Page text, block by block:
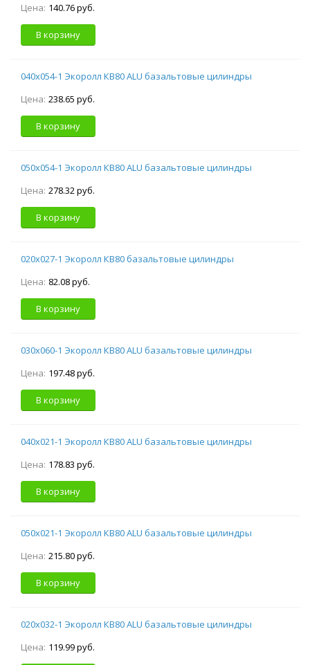
Цена: 140.76 руб.
В корзину
040х054-1 Экоролл КВ80 ALU базальтовые цилиндры
Цена: 238.65 руб.
В корзину
050х054-1 Экоролл КВ80 ALU базальтовые цилиндры
Цена: 278.32 руб.
В корзину
020х027-1 Экоролл КВ80 базальтовые цилиндры
Цена: 82.08 руб.
В корзину
030х060-1 Экоролл КВ80 ALU базальтовые цилиндры
Цена: 197.48 руб.
В корзину
040х021-1 Экоролл КВ80 ALU базальтовые цилиндры
Цена: 178.83 руб.
В корзину
050х021-1 Экоролл КВ80 ALU базальтовые цилиндры
Цена: 215.80 руб.
В корзину
020х032-1 Экоролл КВ80 ALU базальтовые цилиндры
Цена: 119.99 руб.